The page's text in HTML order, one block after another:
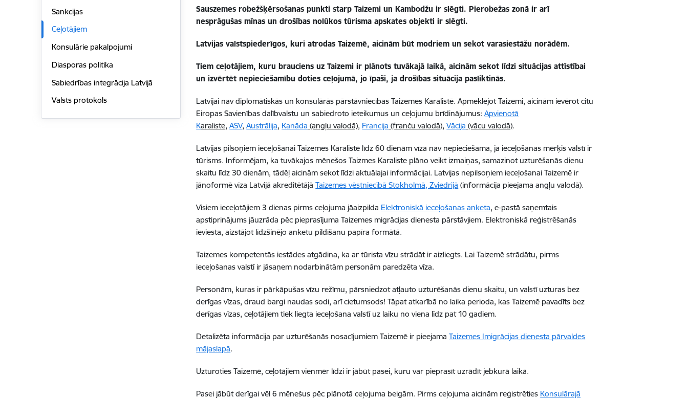
Sankcijas
Ceļotājiem
Konsulārie pakalpojumi
Diasporas politika
Sabiedrības integrācija Latvijā
Valsts protokols
Sauszemes robežšķērsošanas punkti starp Taizemi un Kambodžu ir slēgti. Pierobežas zonā ir arī
nesprāgušas mīnas un drošības nolūkos tūrisma apskates objekti ir slēgti.
Latvijas valstspiederīgos, kuri atrodas Taizemē, aicinām būt modriem un sekot varasiestāžu norādēm.
Tiem ceļotājiem, kuru brauciens uz Taizemi ir plānots tuvākajā laikā, aicinām sekot līdzi situācijas attīstībai
un izvērtēt nepieciešamību doties ceļojumā, jo īpaši, ja drošības situācija pasliktinās.
Latvijai navdiplomātiskās un konsulārās pārstāvniecības Taizemes Karalistē. Apmeklējot Taizemi, aicinām ievērot citu
Eiropas Savienības dalībvalstu un sabiedroto ieteikumus un ceļojumu brīdinājumus:Apvienotā
Karaliste,ASV,Austrālija, Kanāda (angļu valodā), Francija (franču valodā),Vācija (vācu valodā).
Latvijas pilsoņiem ieceļošanai Taizemes Karalistē līdz 60 dienām vīza nav nepieciešama, ja ieceļošanas mērķis valstī ir
tūrisms. Informējam, ka tuvākajos mēnešos Taizmes Karaliste plāno veikt izmaiņas, samazinot uzturēšanās dienu
skaitu līdz 30 dienām, tādēļ aicinām sekot līdzi aktuālajai informācijai. Latvijas nepilsoņiem ieceļošanai Taizemē ir
jānoformē vīza Latvijā akreditētājāTaizemes vēstniecībā Stokholmā, Zviedrijā (informācija pieejama angļu valodā).
Visiem ieceļotājiem 3 dienas pirms ceļojuma jāaizpilda Elektroniskā ieceļošanas anketa, e-pastā saņemtais
apstiprinājums jāuzrāda pēc pieprasījuma Taizemes migrācijas dienesta pārstāvjiem. Elektroniskā reģistrēšanās
ieviesta, aizstājot līdzšinējo anketu pildīšanu papīra formātā.
Taizemes kompetentās iestādes atgādina, ka ar tūrista vīzu strādāt ir aizliegts. Lai Taizemē strādātu, pirms
ieceļošanas valstī ir jāsaņem nodarbinātām personām paredzēta vīza.
Personām, kuras ir pārkāpušas vīzu režīmu, pārsniedzot atļauto uzturēšanās dienu skaitu, un valstī uzturas bez
derīgas vīzas, draud bargi naudas sodi, arī cietumsods! Tāpat atkarībā no laika perioda, kas Taizemē pavadīts bez
derīgas vīzas, ceļotājiem tiek liegta ieceļošana valstī uz laiku no viena līdz pat 10 gadiem.
Detalizēta informācija par uzturēšanās nosacījumiem Taizemē ir pieejamaTaizemes Imigrācijas dienesta pārvaldes
mājaslapā.
Uzturoties Taizemē, ceļotājiem vienmēr līdzi ir jābūt pasei, kuru var pieprasīt uzrādīt jebkurā laikā.
Pasei jābūt derīgai vēl 6 mēnešus pēc plānotā ceļojuma beigām. Pirms ceļojuma aicinām reģistrēties Konsulārajā